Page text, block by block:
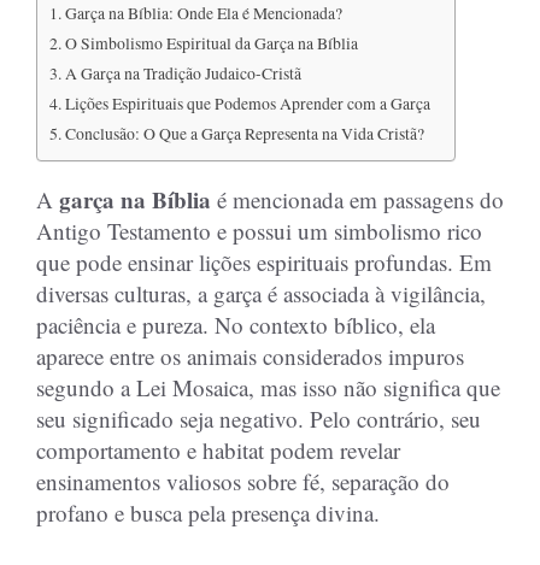
Garça na Bíblia: Onde Ela é Mencionada?
O Simbolismo Espiritual da Garça na Bíblia
A Garça na Tradição Judaico-Cristã
Lições Espirituais que Podemos Aprender com a Garça
Conclusão: O Que a Garça Representa na Vida Cristã?
A garça na Bíblia é mencionada em passagens do
Antigo Testamento e possui um simbolismo rico
que pode ensinar lições espirituais profundas. Em
diversas culturas, a garça é associada à vigilância,
paciência e pureza. No contexto bíblico, ela
aparece entre os animais considerados impuros
segundo a Lei Mosaica, mas isso não significa que
seu significado seja negativo. Pelo contrário, seu
comportamento e habitat podem revelar
ensinamentos valiosos sobre fé, separação do
profano e busca pela presença divina.